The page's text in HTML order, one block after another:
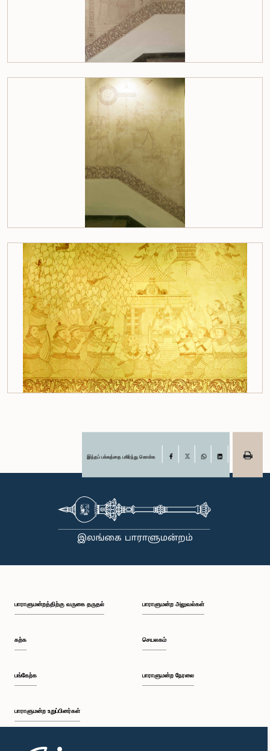
இந்தப் பக்கத்தை பகிர்ந்து கொள்க Facebook
பாராளுமன்றத்திற்கு வருகை தருதல்
கற்க
பங்கேற்க
பாராளுமன்ற உறுப்பினர்கள்
முதற்பக்கம்
பாராளுமன்ற அலுவல்கள்
செயலகம்
பாராளுமன்ற நேரலை